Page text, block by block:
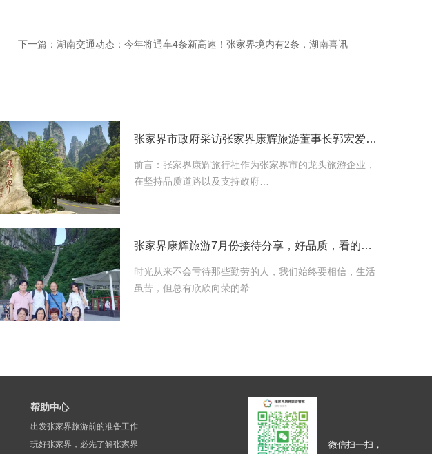
下一篇： 湖南交通动态：今年将通车4条新高速！张家界境内有2条，湖南喜讯
张家界市政府采访张家界康辉旅游董事长郭宏爱先生关于张家界“三索一梯”改革的成效
前言：张家界康辉旅行社作为张家界市的龙头旅游企业，
在坚持品质道路以及支持政府…
张家界康辉旅游7月份接待分享，好品质，看的见，康辉品质游！
时光从来不会亏待那些勤劳的人，我们始终要相信，生活
虽苦，但总有欣欣向荣的希…
帮助中心
出发张家界旅游前的准备工作
玩好张家界，必先了解张家界
微信扫一扫，